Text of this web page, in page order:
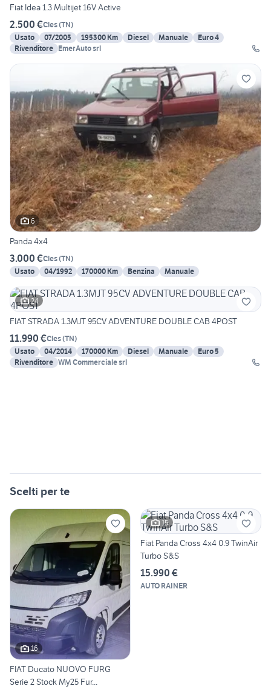
Fiat Idea 1.3 Multijet 16V Active
2.500 €Cles(TN)
Usato
07/2005 195300 Km Diesel Manuale
Euro 4
Rivenditore EmerAuto srl
6
Panda 4x4
3.000 €Cles(TN)
Usato
04/1992 170000 Km Benzina Manuale
24
FIAT STRADA 1.3MJT 95CV ADVENTURE DOUBLE CAB 4POST
11.990 €Cles(TN)
Usato
04/2014 170000 Km Diesel Manuale
Euro 5
Rivenditore WM Commerciale srl
Scelti per te
16
FIAT Ducato NUOVO FURG
Serie 2 Stock My25 Fur...
15
Fiat Panda Cross 4x4 0.9 TwinAir
Turbo S&S
15.990 €
AUTO RAINER